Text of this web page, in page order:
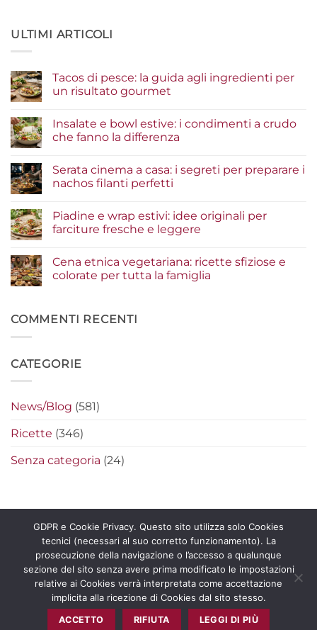
ULTIMI ARTICOLI
Tacos di pesce: la guida agli ingredienti per
un risultato gourmet
su
Tacos
di
guida
agli
ingredienti
risultato
gourmet
Insalate e bowl estive: i condimenti a crudo
che fanno la differenza
su
Insalate
e
condimenti
a
fanno
la
differenza
Serata cinema a casa: i segreti per preparare i
nachos filanti perfetti
su
Serata
cinema
i
segreti
per
filanti
perfetti
Piadine e wrap estivi: idee originali per
farciture fresche e leggere
su
Piadine
e
originali
per
leggere
Cena etnica vegetariana: ricette sfiziose e
colorate per tutta la famiglia
Cena
etnica
e
la
famiglia
COMMENTI RECENTI
CATEGORIE
News/Blog (581)
Ricette (346)
Senza categoria (24)
Copyright 2026 ©La Pecorella Distribuzione s.r.l. – P.IVA
11865601006 - Certificato e Politica Qualità
CONSENSO AI COOKIES
GDPR e Cookie Privacy. Questo sito utilizza solo Cookies
tecnici (necessari al suo corretto funzionamento). La
prosecuzione della navigazione o l’accesso a qualunque
sezione del sito senza avere prima modificato le impostazioni
relative ai Cookies verrà interpretata come accettazione
implicita alla ricezione di Cookies dal sito stesso.
ACCETTO RIFIUTA LEGGI DI PIÙ